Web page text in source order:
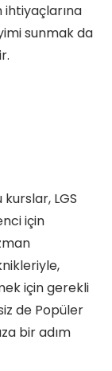
sunmak da
LGS
için
için gerekli
de Popüler
bir adım